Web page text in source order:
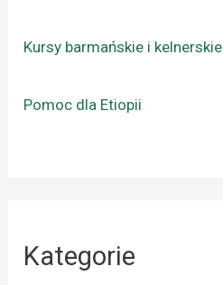
Kursy barmańskie i kelnerskie
Pomoc dla Etiopii
Kategorie